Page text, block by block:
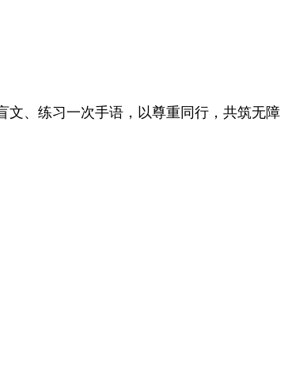
、练习一次手语，以尊重同行，共筑无障